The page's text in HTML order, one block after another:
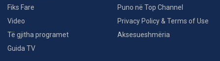
Fiks Fare
Video
Të gjitha programet
Guida TV
Puno në Top Channel
Privacy Policy & Terms of Use
Aksesueshmëria